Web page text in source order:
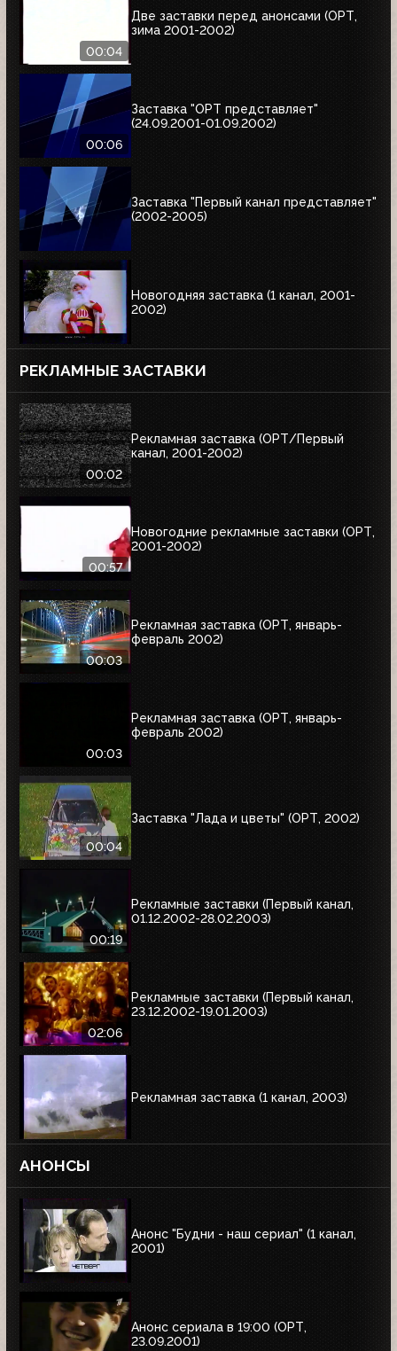
00:04
Две заставки перед анонсами (ОРТ,
зима 2001-2002)
00:06
Заставка "ОРТ представляет"
(24.09.2001-01.09.2002)
Заставка "Первый канал представляет"
(2002-2005)
Новогодняя заставка (1 канал, 2001-
2002)
РЕКЛАМНЫЕ ЗАСТАВКИ
00:02
Рекламная заставка (ОРТ/Первый
канал, 2001-2002)
00:57
Новогодние рекламные заставки (ОРТ,
2001-2002)
00:03
Рекламная заставка (ОРТ, январь-
февраль 2002)
00:03
Рекламная заставка (ОРТ, январь-
февраль 2002)
00:04
Заставка "Лада и цветы" (ОРТ, 2002)
00:19
Рекламные заставки (Первый канал,
01.12.2002-28.02.2003)
02:06
Рекламные заставки (Первый канал,
23.12.2002-19.01.2003)
Рекламная заставка (1 канал, 2003)
АНОНСЫ
Анонс "Будни - наш сериал" (1 канал,
2001)
Анонс сериала в 19:00 (ОРТ,
23.09.2001)